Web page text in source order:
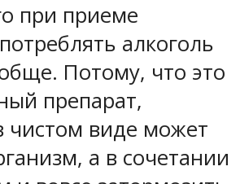
при приеме
алкоголь
Потому, что это
препарат,
чистом виде может
а в сочетании